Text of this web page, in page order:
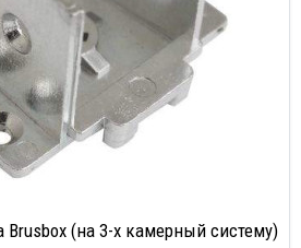
(на 3-х камерный систему)